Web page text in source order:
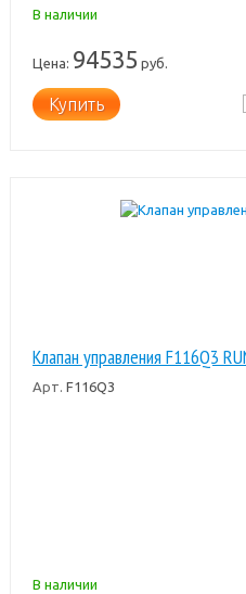
В наличии
Цена: 94535 руб.
Купить
Клапан управления F116Q3
Арт. F116Q3
В наличии